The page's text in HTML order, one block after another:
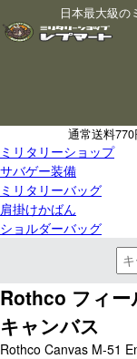
日本最大級の
通常送料770
ミリタリーショップ
サバゲー装備
ミリタリーバッグ
肩掛けかばん
ショルダーバッグ
Rothco フィー
キャンバス
Rothco Canvas M-51